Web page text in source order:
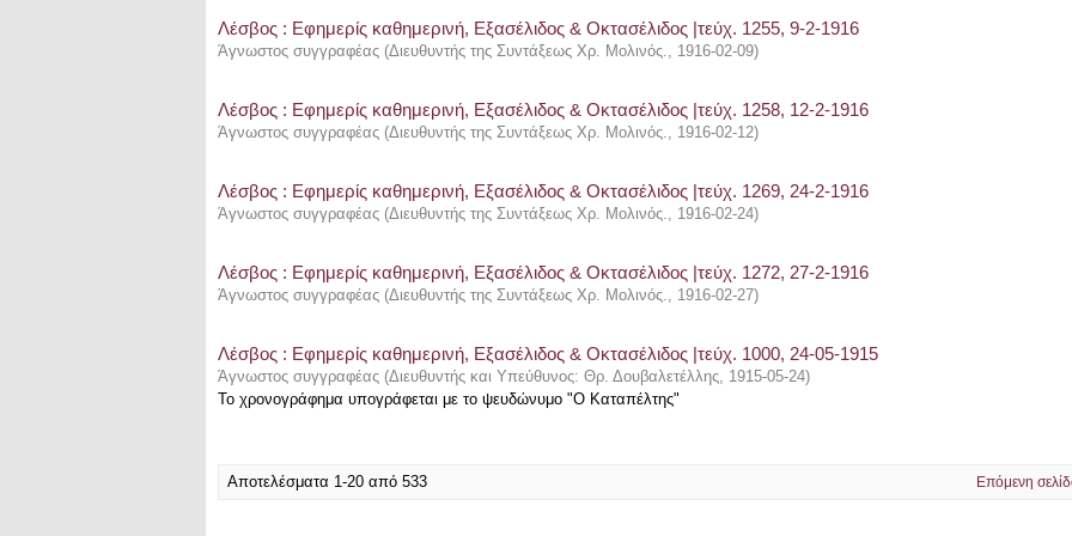
Λέσβος : Eφημερίς καθημερινή, Εξασέλιδος & Οκτασέλιδος |τεύχ. 1255, 9-2-1916
Άγνωστος συγγραφέας (Διευθυντής της Συντάξεως Χρ. Μολινός., 1916-02-09)
Λέσβος : Eφημερίς καθημερινή, Εξασέλιδος & Οκτασέλιδος |τεύχ. 1258, 12-2-1916
Άγνωστος συγγραφέας (Διευθυντής της Συντάξεως Χρ. Μολινός., 1916-02-12)
Λέσβος : Eφημερίς καθημερινή, Εξασέλιδος & Οκτασέλιδος |τεύχ. 1269, 24-2-1916
Άγνωστος συγγραφέας (Διευθυντής της Συντάξεως Χρ. Μολινός., 1916-02-24)
Λέσβος : Eφημερίς καθημερινή, Εξασέλιδος & Οκτασέλιδος |τεύχ. 1272, 27-2-1916
Άγνωστος συγγραφέας (Διευθυντής της Συντάξεως Χρ. Μολινός., 1916-02-27)
Λέσβος : Eφημερίς καθημερινή, Εξασέλιδος & Οκτασέλιδος |τεύχ. 1000, 24-05-1915
Άγνωστος συγγραφέας (Διευθυντής και Υπεύθυνος: Θρ. Δουβαλετέλλης, 1915-05-24)
Το χρονογράφημα υπογράφεται με το ψευδώνυμο "Ο Καταπέλτης"
Αποτελέσματα 1-20 από 533 Επόμενη